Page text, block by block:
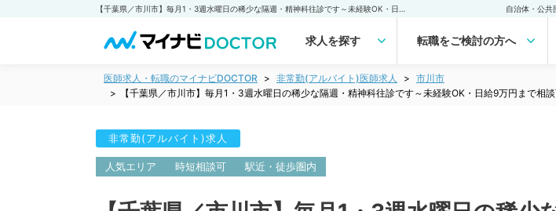
自治体・公共
求人を探す 転職をご検討の方へ
医師求人・転職のマイナビDOCTOR 非常勤(アルバイト)医師求人
市川市
【千葉県／市川市】毎月1・3週水曜日の稀少な隔週・精神科往診です～未経験OK・日給9万円まで相
非常勤(アルバイト)求人
人気エリア 時短相談可 駅近・徒歩圏内